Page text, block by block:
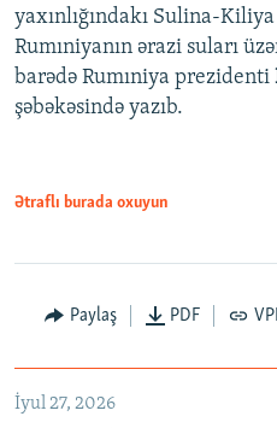
yaxınlığındakı Sulina-
Rumıniyanın ərazi suları
barədə Rumıniya prezidenti
şəbəkəsində yazıb.
Ətraflı burada oxuyun
Paylaş PDF
İyul 27, 2026